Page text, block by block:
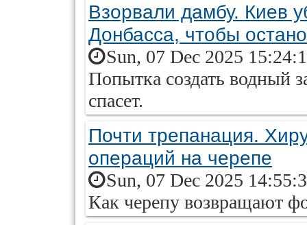
Взорвали дамбу. Киев
Донбасса, чтобы
Sun, 07 Dec 2025
Попытка создать водный
спасет.
Почти трепанация.
операций на черепе
Sun, 07 Dec 2025
Как черепу возвращают